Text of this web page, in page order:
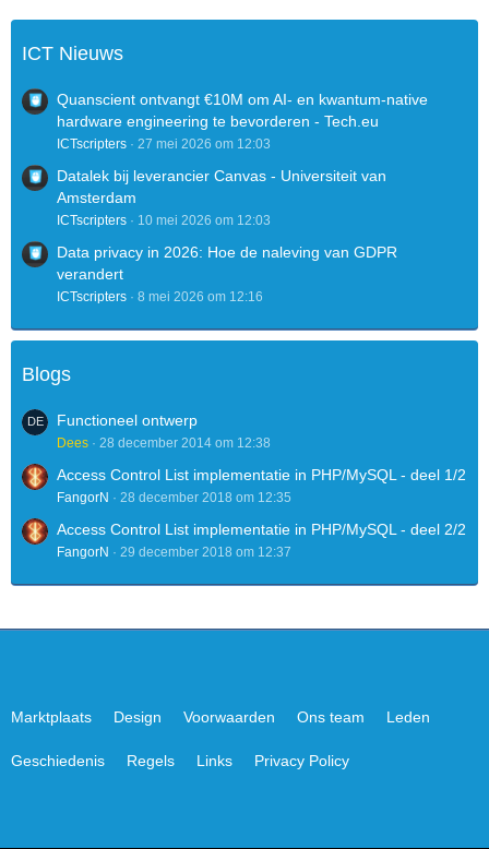
ICT Nieuws
Quanscient ontvangt €10M om AI- en kwantum-native
hardware engineering te bevorderen - Tech.eu
ICTscripters 27 mei 2026 om 12:03
Datalek bij leverancier Canvas - Universiteit van
Amsterdam
ICTscripters 10 mei 2026 om 12:03
Data privacy in 2026: Hoe de naleving van GDPR
verandert
ICTscripters 8 mei 2026 om 12:16
Blogs
Functioneel ontwerp
Dees 28 december 2014 om 12:38
Access Control List implementatie in PHP/MySQL - deel 1/2
FangorN 28 december 2018 om 12:35
Access Control List implementatie in PHP/MySQL - deel 2/2
FangorN 29 december 2018 om 12:37
Marktplaats Design Voorwaarden Ons team Leden
Geschiedenis Regels Links Privacy Policy